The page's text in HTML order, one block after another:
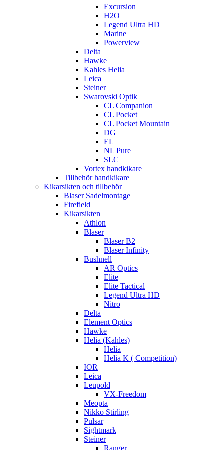
Excursion
H2O
Legend Ultra HD
Marine
Powerview
Delta
Hawke
Kahles Helia
Leica
Steiner
Swarovski Optik
CL Companion
CL Pocket
CL Pocket Mountain
DG
EL
NL Pure
SLC
Vortex handkikare
Tillbehör handkikare
Kikarsikten och tillbehör
Blaser Sadelmontage
Firefield
Kikarsikten
Athlon
Blaser
Blaser B2
Blaser Infinity
Bushnell
AR Optics
Elite
Elite Tactical
Legend Ultra HD
Nitro
Delta
Element Optics
Hawke
Helia (Kahles)
Helia
Helia K ( Competition)
IOR
Leica
Leupold
VX-Freedom
Meopta
Nikko Stirling
Pulsar
Sightmark
Steiner